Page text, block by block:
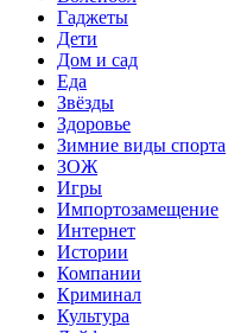
Гаджеты
Дети
Дом и сад
Еда
Звёзды
Здоровье
Зимние виды спорта
ЗОЖ
Игры
Импортозамещение
Интернет
Истории
Компании
Криминал
Культура